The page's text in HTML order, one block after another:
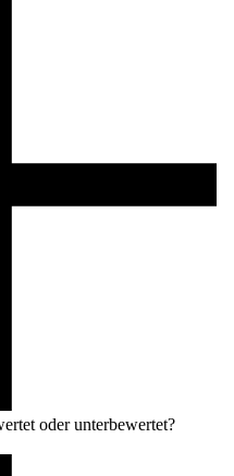
oder unterbewertet?